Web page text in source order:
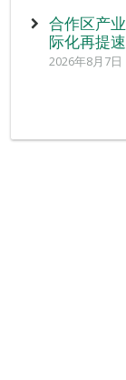
合作区产
际化再提速
2026年8月7日